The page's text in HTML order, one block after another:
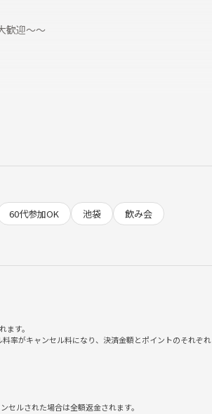
歓迎～～
60代参加OK 池袋
飲み会
す。
率がキャンセル料になり、決済金額とポイントのそれぞれ
セルされた場合は全額返金されます。